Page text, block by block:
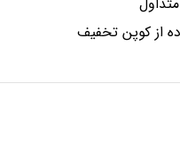
از کوپن تخفیف